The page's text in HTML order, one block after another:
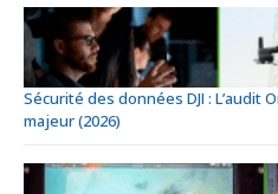
Sécurité des données DJI : L’audit
majeur (2026)